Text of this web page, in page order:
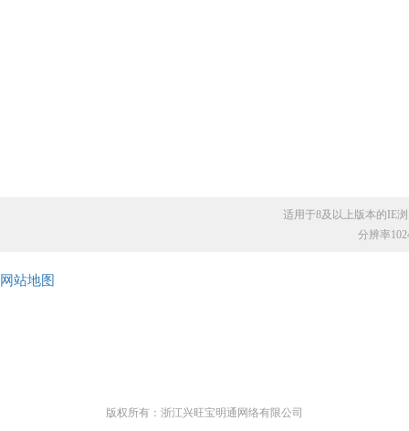
适用于8及以上版本的IE浏览
分辨率
版权所有：浙江兴旺宝明通网络有限公司
网站地图